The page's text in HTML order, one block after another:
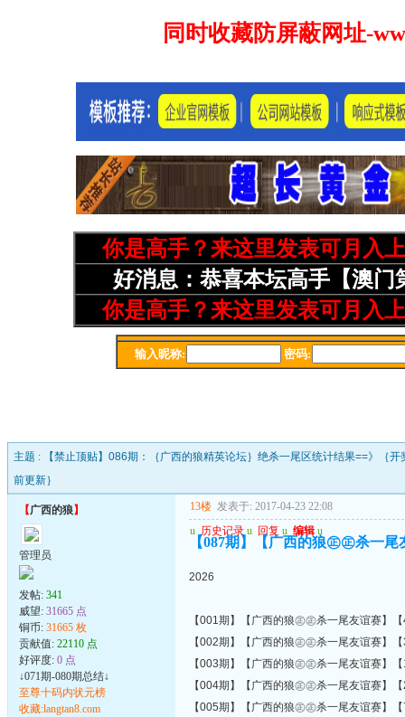
主题 :
【禁止顶贴】086期：｛广西的狼精英论坛｝绝杀一尾区统计结果==》｛
前更新｝
【广西的狼】
管理员
发帖: 341
威望: 31665 点
铜币: 31665 枚
贡献值: 22110 点
好评度: 0 点
↓071期-080期总结↓
至尊十码内状元榜
收藏:langtan8.com
13楼 发表于: 2017-04-23 22:08
u 历史记录 u 回复 u 编辑 u
【087期】【广西的狼㊣㊣杀一
2026
【001期】【广西的狼㊣㊣杀一尾友谊赛】
【002期】【广西的狼㊣㊣杀一尾友谊赛】
【003期】【广西的狼㊣㊣杀一尾友谊赛】
【004期】【广西的狼㊣㊣杀一尾友谊赛】
【005期】【广西的狼㊣㊣杀一尾友谊赛】